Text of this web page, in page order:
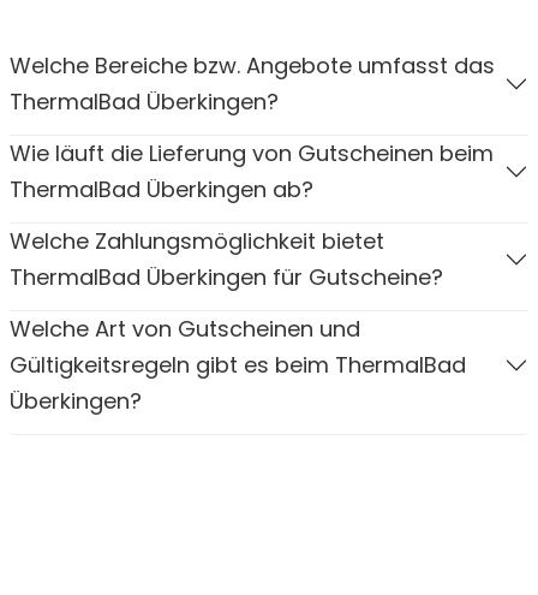
Welche Bereiche bzw. Angebote umfasst das
ThermalBad Überkingen?
Wie läuft die Lieferung von Gutscheinen beim
ThermalBad Überkingen ab?
Welche Zahlungsmöglichkeit bietet
ThermalBad Überkingen für Gutscheine?
Welche Art von Gutscheinen und
Gültigkeitsregeln gibt es beim ThermalBad
Überkingen?